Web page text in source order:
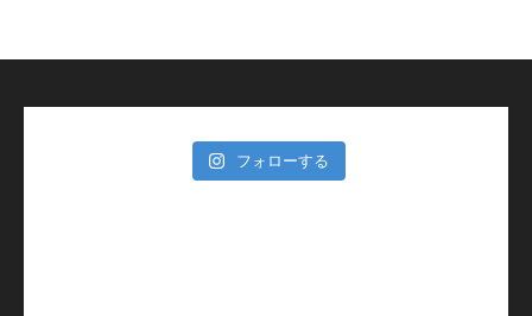
フォローする